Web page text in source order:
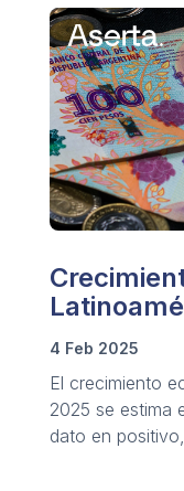
4 Feb 2025
El crecimiento
2025 se estima
dato en